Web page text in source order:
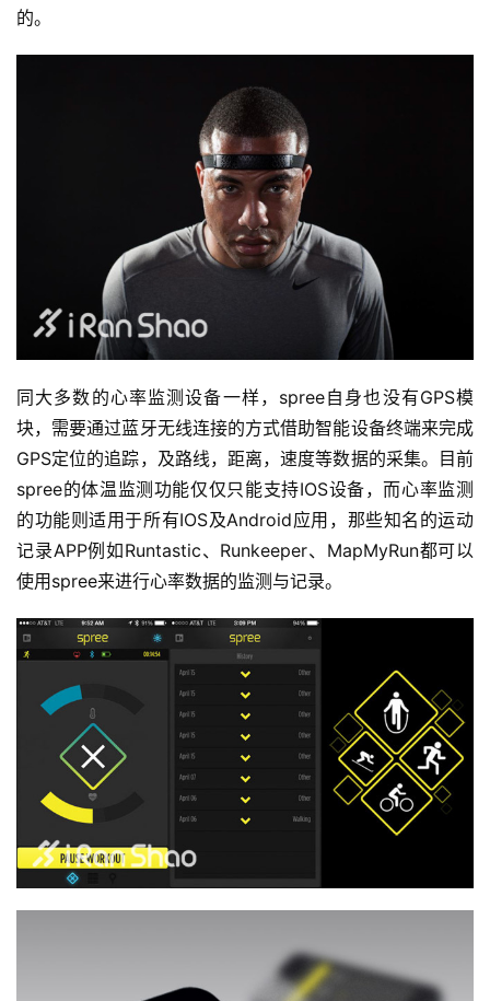
的。
同大多数的心率监测设备一样，spree自身也没有GPS模
块，需要通过蓝牙无线连接的方式借助智能设备终端来完成
GPS定位的追踪，及路线，距离，速度等数据的采集。目前
spree的体温监测功能仅仅只能支持IOS设备，而心率监测
的功能则适用于所有IOS及Android应用，那些知名的运动
记录APP例如Runtastic、Runkeeper、MapMyRun都可以
使用spree来进行心率数据的监测与记录。